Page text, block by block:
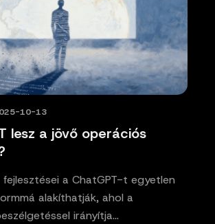
lesz a jövő operációs
10-13
fejlesztései a ChatGPT-t egyetlen
alakíthatják, ahol a
irányítja…